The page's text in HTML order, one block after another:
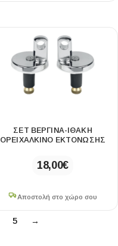
ΣΕΤ ΒΕΡΓΙΝΑ-ΙΘΑΚΗ
ΟΡΕΙΧΑΛΚΙΝΟ ΕΚΤΟΝΩΣΗΣ
18,00€
Αποστολή στο χώρο σου
5 →